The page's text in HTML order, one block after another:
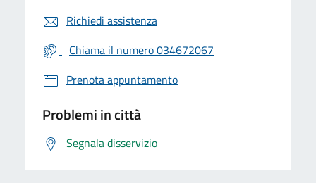
Richiedi assistenza
Chiama il numero 034672067
Prenota appuntamento
Problemi in città
Segnala disservizio